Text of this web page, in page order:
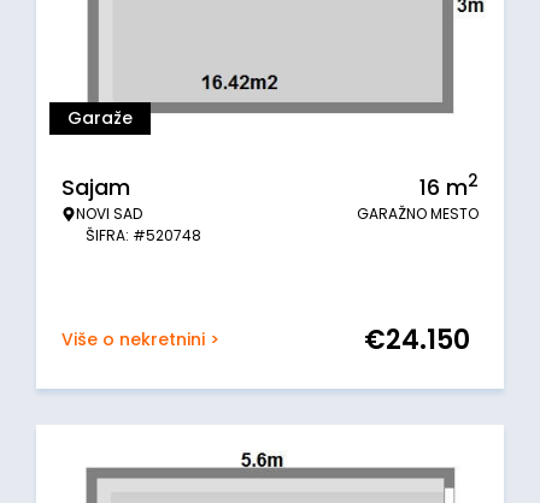
Garaže
Sajam
NOVI SAD
ŠIFRA: #520748
16 m2
GARAŽNO MESTO
Više o nekretnini > €24.150